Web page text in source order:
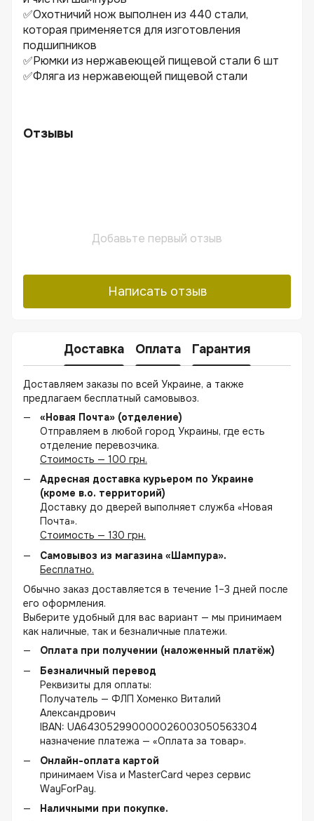
✅Охотничий нож выполнен из 440 стали,
которая применяется для изготовления
подшипников
✅Рюмки из нержавеющей пищевой стали 6 шт
✅Фляга из нержавеющей пищевой стали
Отзывы
Добавьте первый отзыв
Написать отзыв
Доставка Оплата Гарантия
Доставляем заказы по всей Украине, а также
предлагаем бесплатный самовывоз.
«Новая Почта» (отделение)
Отправляем в любой город Украины, где есть
отделение перевозчика.
Стоимость — 100 грн.
Адресная доставка курьером по Украине
(кроме в.о. территорий)
Доставку до дверей выполняет служба «Новая
Почта».
Стоимость — 130 грн.
Самовывоз из магазина «Шампура».
Бесплатно.
Обычно заказ доставляется в течение 1–3 дней после
его оформления.
Выберите удобный для вас вариант — мы принимаем
как наличные, так и безналичные платежи.
Оплата при получении (наложенный платёж)
Безналичный перевод
Реквизиты для оплаты:
Получатель — ФЛП Хоменко Виталий
Александрович
IBAN: UA643052990000026003050563304
назначение платежа — «Оплата за товар».
Онлайн-оплата картой
принимаем Visa и MasterCard через сервис
WayForPay.
Наличными при покупке.